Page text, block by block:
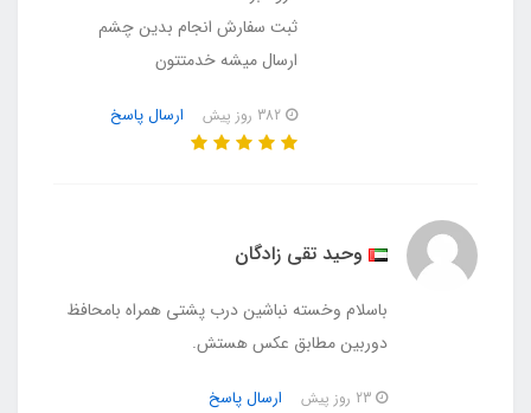
ثبت سفارش انجام بدین چشم
ارسال میشه خدمتتون
ارسال پاسخ
وحید تقی زادگان
باسلام وخسته نباشین درب پشتی همراه بامحافظ
دوربین مطابق عکس هستش.
ارسال پاسخ